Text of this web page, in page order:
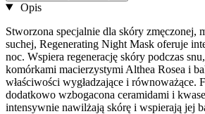
Opis
Stworzona specjalnie dla skóry zmęczonej,
suchej, Regenerating Night Mask oferuje
noc. Wspiera regenerację skóry podczas
komórkami macierzystymi Althea Rosea i
właściwości wygładzające i równoważące.
dodatkowo wzbogacona ceramidami i
intensywnie nawilżają skórę i wspierają jej